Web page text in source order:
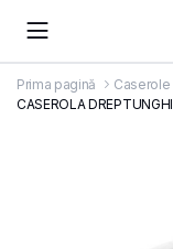
Prima pagină
Caserole
CASEROLA